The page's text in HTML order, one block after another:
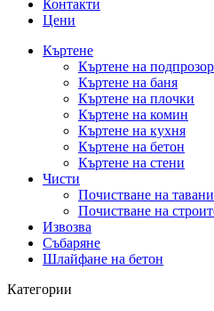
Контакти
Цени
Къртене
Къртене на
Къртене на баня
Къртене на плочки
Къртене на комин
Къртене на кухня
Къртене на бетон
Къртене на стени
Чисти
Почистване на
Почистване на
Извозва
Събаряне
Шлайфане на бетон
Категории